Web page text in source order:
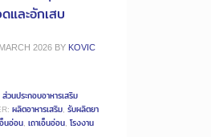
และอักเสบ
2026 BY KOVIC
ส่วนประกอบอาหารเสริม
ผลิตอาหารเสริม, รับผลิตยา
นอ่อน, เถาเอ็นอ่อน, โรงงาน